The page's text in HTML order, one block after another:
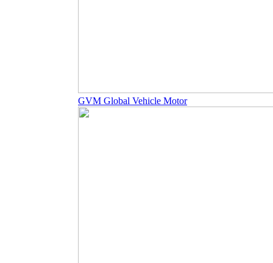
GVM Global Vehicle Motor